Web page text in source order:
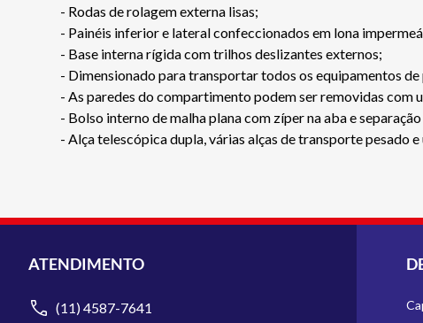
- Rodas de rolagem externa lisas;
- Painéis inferior e lateral confeccionados em lona
- Base interna rígida com trilhos deslizantes externos;
- Dimensionado para transportar todos os equipamentos
- As paredes do compartimento podem ser removidas com
- Bolso interno de malha plana com zíper na aba e
- Alça telescópica dupla, várias alças de transporte pesado
ATENDIMENTO
(11) 4587-7641